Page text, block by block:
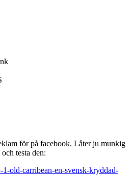
för på facebook. Låter ju munkig
testa den:
old-carribean-en-svensk-kryddad-